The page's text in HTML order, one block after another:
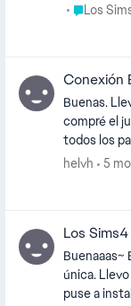
Place Los
Los
Conexión
Buenas.
compré el
todos los
Oirigin o en
Steam con
aparece mi
conectadas" en
siguiente
helvh 5
Los
Buenaaas~ Bueno paso a contar, que creo no soy la
única. Llevo rato sin jugar los sims 4, ayer pues me lo
puse a